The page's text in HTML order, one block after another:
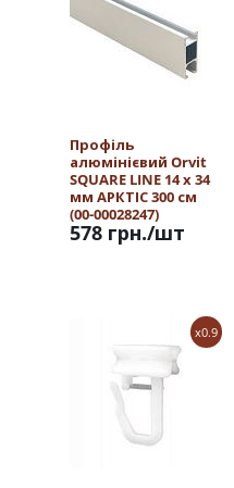
Профіль
алюмінієвий Orvit
SQUARE LINE 14 х 34
мм АРКТІС 300 см
(00-00028247)
578 грн./шт
x0.9